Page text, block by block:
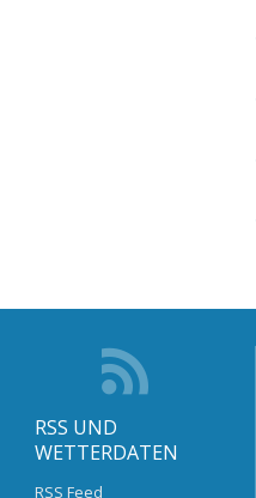
RSS UND
WETTERDATEN
RSS Feed